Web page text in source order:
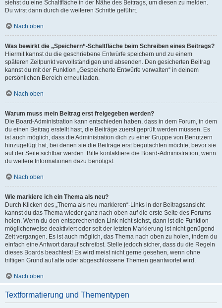
siehst du eine Schaltfläche in der Nähe des Beitrags, um diesen zu melden.
Du wirst dann durch die weiteren Schritte geführt.
Nach oben
Was bewirkt die „Speichern“-Schaltfläche beim Schreiben eines Beitrags?
Hiermit kannst du die geschriebene Entwürfe speichern und zu einem
späteren Zeitpunkt vervollständigen und absenden. Den gesicherten Beitrag
kannst du mit der Funktion „Gespeicherte Entwürfe verwalten“ in deinem
persönlichen Bereich erneut laden.
Nach oben
Warum muss mein Beitrag erst freigegeben werden?
Die Board-Administration kann entschieden haben, dass in dem Forum, in dem
du einen Beitrag erstellt hast, die Beiträge zuerst geprüft werden müssen. Es
ist auch möglich, dass die Administration dich zu einer Gruppe von Benutzern
hinzugefügt hat, bei denen sie die Beiträge erst begutachten möchte, bevor sie
auf der Seite sichtbar werden. Bitte kontaktiere die Board-Administration, wenn
du weitere Informationen dazu benötigst.
Nach oben
Wie markiere ich ein Thema als neu?
Durch Klicken des „Thema als neu markieren“-Links in der Beitragsansicht
kannst du das Thema wieder ganz nach oben auf die erste Seite des Forums
holen. Wenn du den entsprechenden Link nicht siehst, dann ist die Funktion
möglicherweise deaktiviert oder seit der letzten Markierung ist nicht genügend
Zeit vergangen. Es ist auch möglich, das Thema nach oben zu holen, indem du
einfach eine Antwort darauf schreibst. Stelle jedoch sicher, dass du die Regeln
dieses Boards beachtest! Es wird meist nicht gerne gesehen, wenn ohne
triftigen Grund auf alte oder abgeschlossene Themen geantwortet wird.
Nach oben
Textformatierung und Thementypen